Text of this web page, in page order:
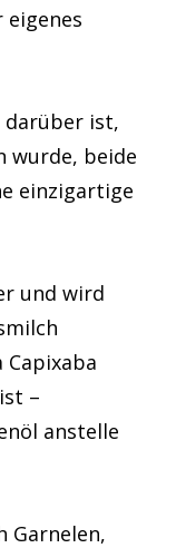
eigenes
darüber ist,
wurde, beide
einzigartige
und wird
–
anstelle
Garnelen,